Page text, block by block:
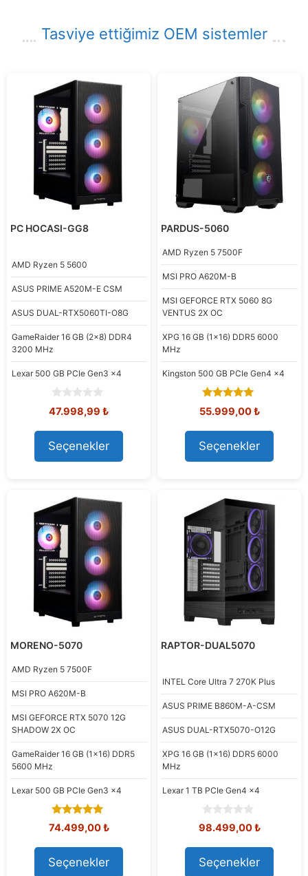
Tasviye ettiğimiz OEM sistemler
PC HOCASI-GG8
AMD Ryzen 5 5600
ASUS PRIME A520M-E CSM
ASUS DUAL-RTX5060TI-O8G
GameRaider 16 GB (2x8) DDR4
3200 MHz
Lexar 500 GB PCIe Gen3 x4
0
o
u
t
o
f
Orijinal
58.450,11 ₺.
47.998,99 ₺Şu
Seçenekler
PARDUS-5060
AMD Ryzen 5 7500F
MSI PRO A620M-B
MSI GEFORCE RTX 5060 8G
VENTUS 2X OC
XPG 16 GB (1x16) DDR5 6000
MHz
Kingston 500 GB PCIe Gen4 x4
5.00
out of 5
Orijinal
61.595,93 ₺.
55.999,00₺Şu
Seçenekler
MORENO-5070
AMD Ryzen 5 7500F
MSI PRO A620M-B
MSI GEFORCE RTX 5070 12G
SHADOW 2X OC
GameRaider 16 GB (1x16) DDR5
5600 MHz
Lexar 500 GB PCIe Gen3 x4
5.00
out of 5
Orijinal
80.291,15 ₺.
74.499,00₺Şu
Seçenekler
RAPTOR-DUAL5070
INTEL Core Ultra 7 270K Plus
ASUS PRIME B860M-A-CSM
ASUS DUAL-RTX5070-O12G
XPG 16 GB (1x16) DDR5 6000
MHz
Lexar 1 TB PCIe Gen4 x4
0
u
t
o
Orijinal
108.576,92 ₺.
98.499,00₺Şu
Seçenekler